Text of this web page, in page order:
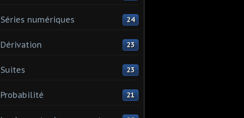
numériques 24
23
23
21